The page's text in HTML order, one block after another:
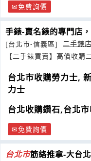
免費詢價
手錶-賣名錶的專門店，
勞力士手錶
[台北市-信義區]
二手錶店
【二手錶買賣】高價收
台北市收購勞力士,
力士
台北收購鑽石,台北
免費詢價
台北市筋絡推拿-大台